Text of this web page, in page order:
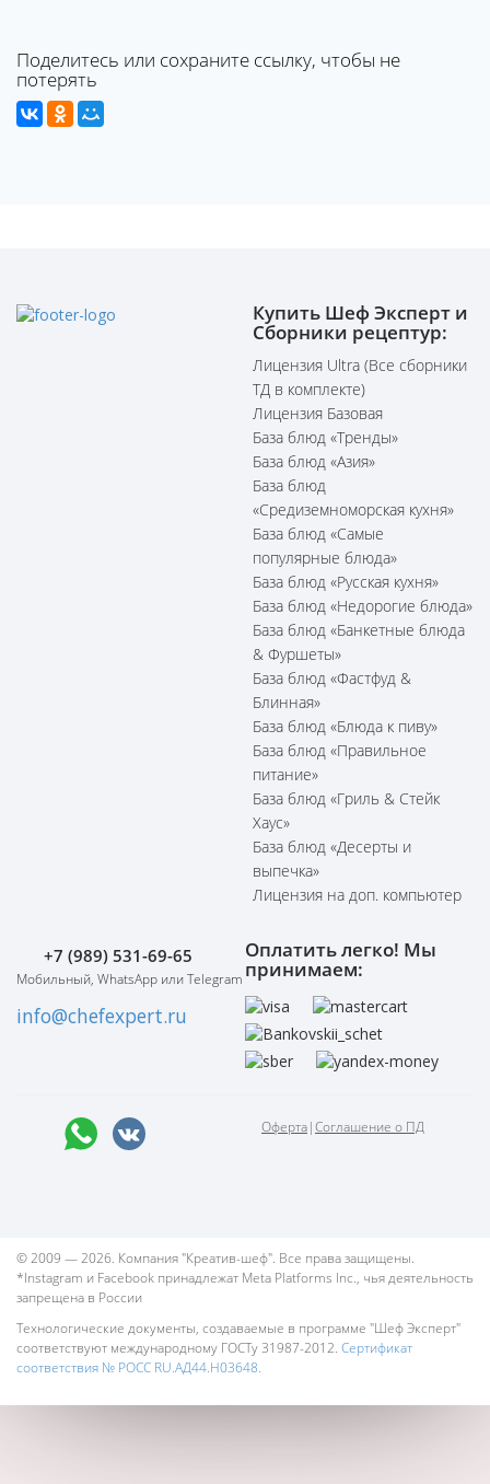
Поделитесь или сохраните ссылку, чтобы не
потерять
Купить Шеф Эксперт и
Сборники рецептур:
Лицензия Ultra (Все сборники
ТД в комплекте)
Лицензия Базовая
База блюд «Тренды»
База блюд «Азия»
База блюд
«Средиземноморская кухня»
База блюд «Самые
популярные блюда»
База блюд «Русская кухня»
База блюд «Недорогие блюда»
База блюд «Банкетные блюда
& Фуршеты»
База блюд «Фастфуд &
Блинная»
База блюд «Блюда к пиву»
База блюд «Правильное
питание»
База блюд «Гриль & Стейк
Хаус»
База блюд «Десерты и
выпечка»
Лицензия на доп. компьютер
+7 (989) 531-69-65
Мобильный, WhatsApp или Telegram
info@chefexpert.ru
Оплатить легко! Мы
принимаем:
Оферта|Соглашение о ПД
© 2009 — 2026. Компания "Креатив-шеф". Все права защищены.
*Instagram и Facebook принадлежат Meta Platforms Inc., чья деятельность
запрещена в России
Технологические документы, создаваемые в программе "Шеф Эксперт"
соответствуют международному ГОСТу 31987-2012. Сертификат
соответствия № РОСС RU.АД44.Н03648.